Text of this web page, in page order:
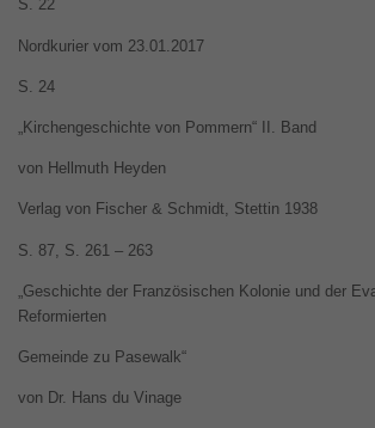
S. 22
Nordkurier vom 23.01.2017
S. 24
„Kirchengeschichte von Pommern“ II. Band
von Hellmuth Heyden
Verlag von Fischer & Schmidt, Stettin 1938
S. 87, S. 261 – 263
„Geschichte der Französischen Kolonie und der
Reformierten
Gemeinde zu Pasewalk“
von Dr. Hans du Vinage